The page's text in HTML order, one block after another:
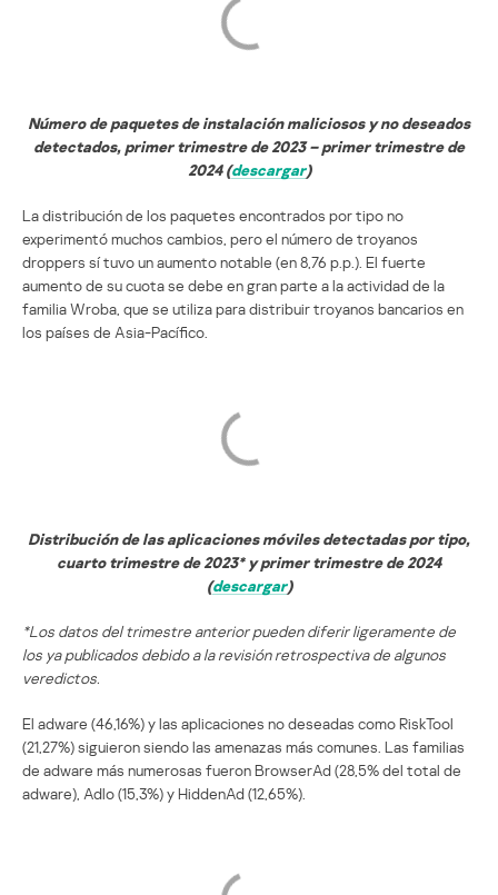
Número de paquetes de instalación maliciosos y no deseados
detectados, primer trimestre de 2023 – primer trimestre de
2024 (descargar)
La distribución de los paquetes encontrados por tipo no
experimentó muchos cambios, pero el número de troyanos
droppers sí tuvo un aumento notable (en 8,76 p.p.). El fuerte
aumento de su cuota se debe en gran parte a la actividad de la
familia Wroba, que se utiliza para distribuir troyanos bancarios en
los países de Asia-Pacífico.
Distribución de las aplicaciones móviles detectadas por tipo,
cuarto trimestre de 2023* y primer trimestre de 2024
(descargar)
*Los datos del trimestre anterior pueden diferir ligeramente de
los ya publicados debido a la revisión retrospectiva de algunos
veredictos.
El adware (46,16%) y las aplicaciones no deseadas como RiskTool
(21,27%) siguieron siendo las amenazas más comunes. Las familias
de adware más numerosas fueron BrowserAd (28,5% del total de
adware), Adlo (15,3%) y HiddenAd (12,65%).